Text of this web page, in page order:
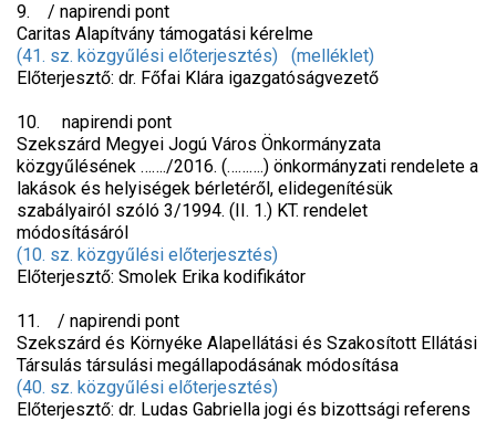
9. / napirendi pont
Caritas Alapítvány támogatási kérelme
(41. sz. közgyűlési előterjesztés)
(melléklet)
Előterjesztő: dr. Főfai Klára igazgatóságvezető
10. napirendi pont
Szekszárd Megyei Jogú Város Önkormányzata
közgyűlésének ……./2016. (……….) önkormányzati rendelete a
lakások és helyiségek bérletéről, elidegenítésük
szabályairól szóló 3/1994. (II. 1.) KT. rendelet
módosításáról
(10. sz. közgyűlési előterjesztés)
Előterjesztő: Smolek Erika kodifikátor
11. / napirendi pont
Szekszárd és Környéke Alapellátási és Szakosított Ellátási
Társulás társulási megállapodásának módosítása
(40. sz. közgyűlési előterjesztés)
Előterjesztő: dr. Ludas Gabriella jogi és bizottsági referens